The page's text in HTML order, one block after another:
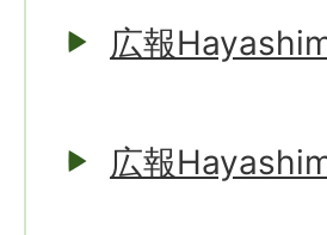
広報
広報